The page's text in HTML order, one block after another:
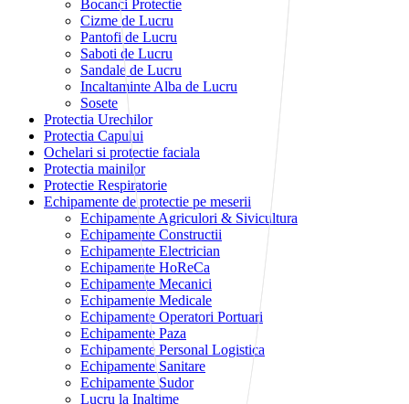
Bocanci Protectie
Cizme de Lucru
Pantofi de Lucru
Saboti de Lucru
Sandale de Lucru
Incaltaminte Alba de Lucru
Sosete
Protectia Urechilor
Protectia Capului
Ochelari si protectie faciala
Protectia mainilor
Protectie Respiratorie
Echipamente de protectie pe meserii
Echipamente Agriculori & Sivicultura
Echipamente Constructii
Echipamente Electrician
Echipamente HoReCa
Echipamente Mecanici
Echipamente Medicale
Echipamente Operatori Portuari
Echipamente Paza
Echipamente Personal Logistica
Echipamente Sanitare
Echipamente Sudor
Lucru la Inaltime